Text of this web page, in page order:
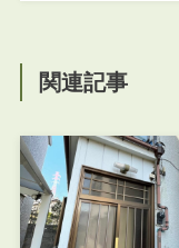
関連記事